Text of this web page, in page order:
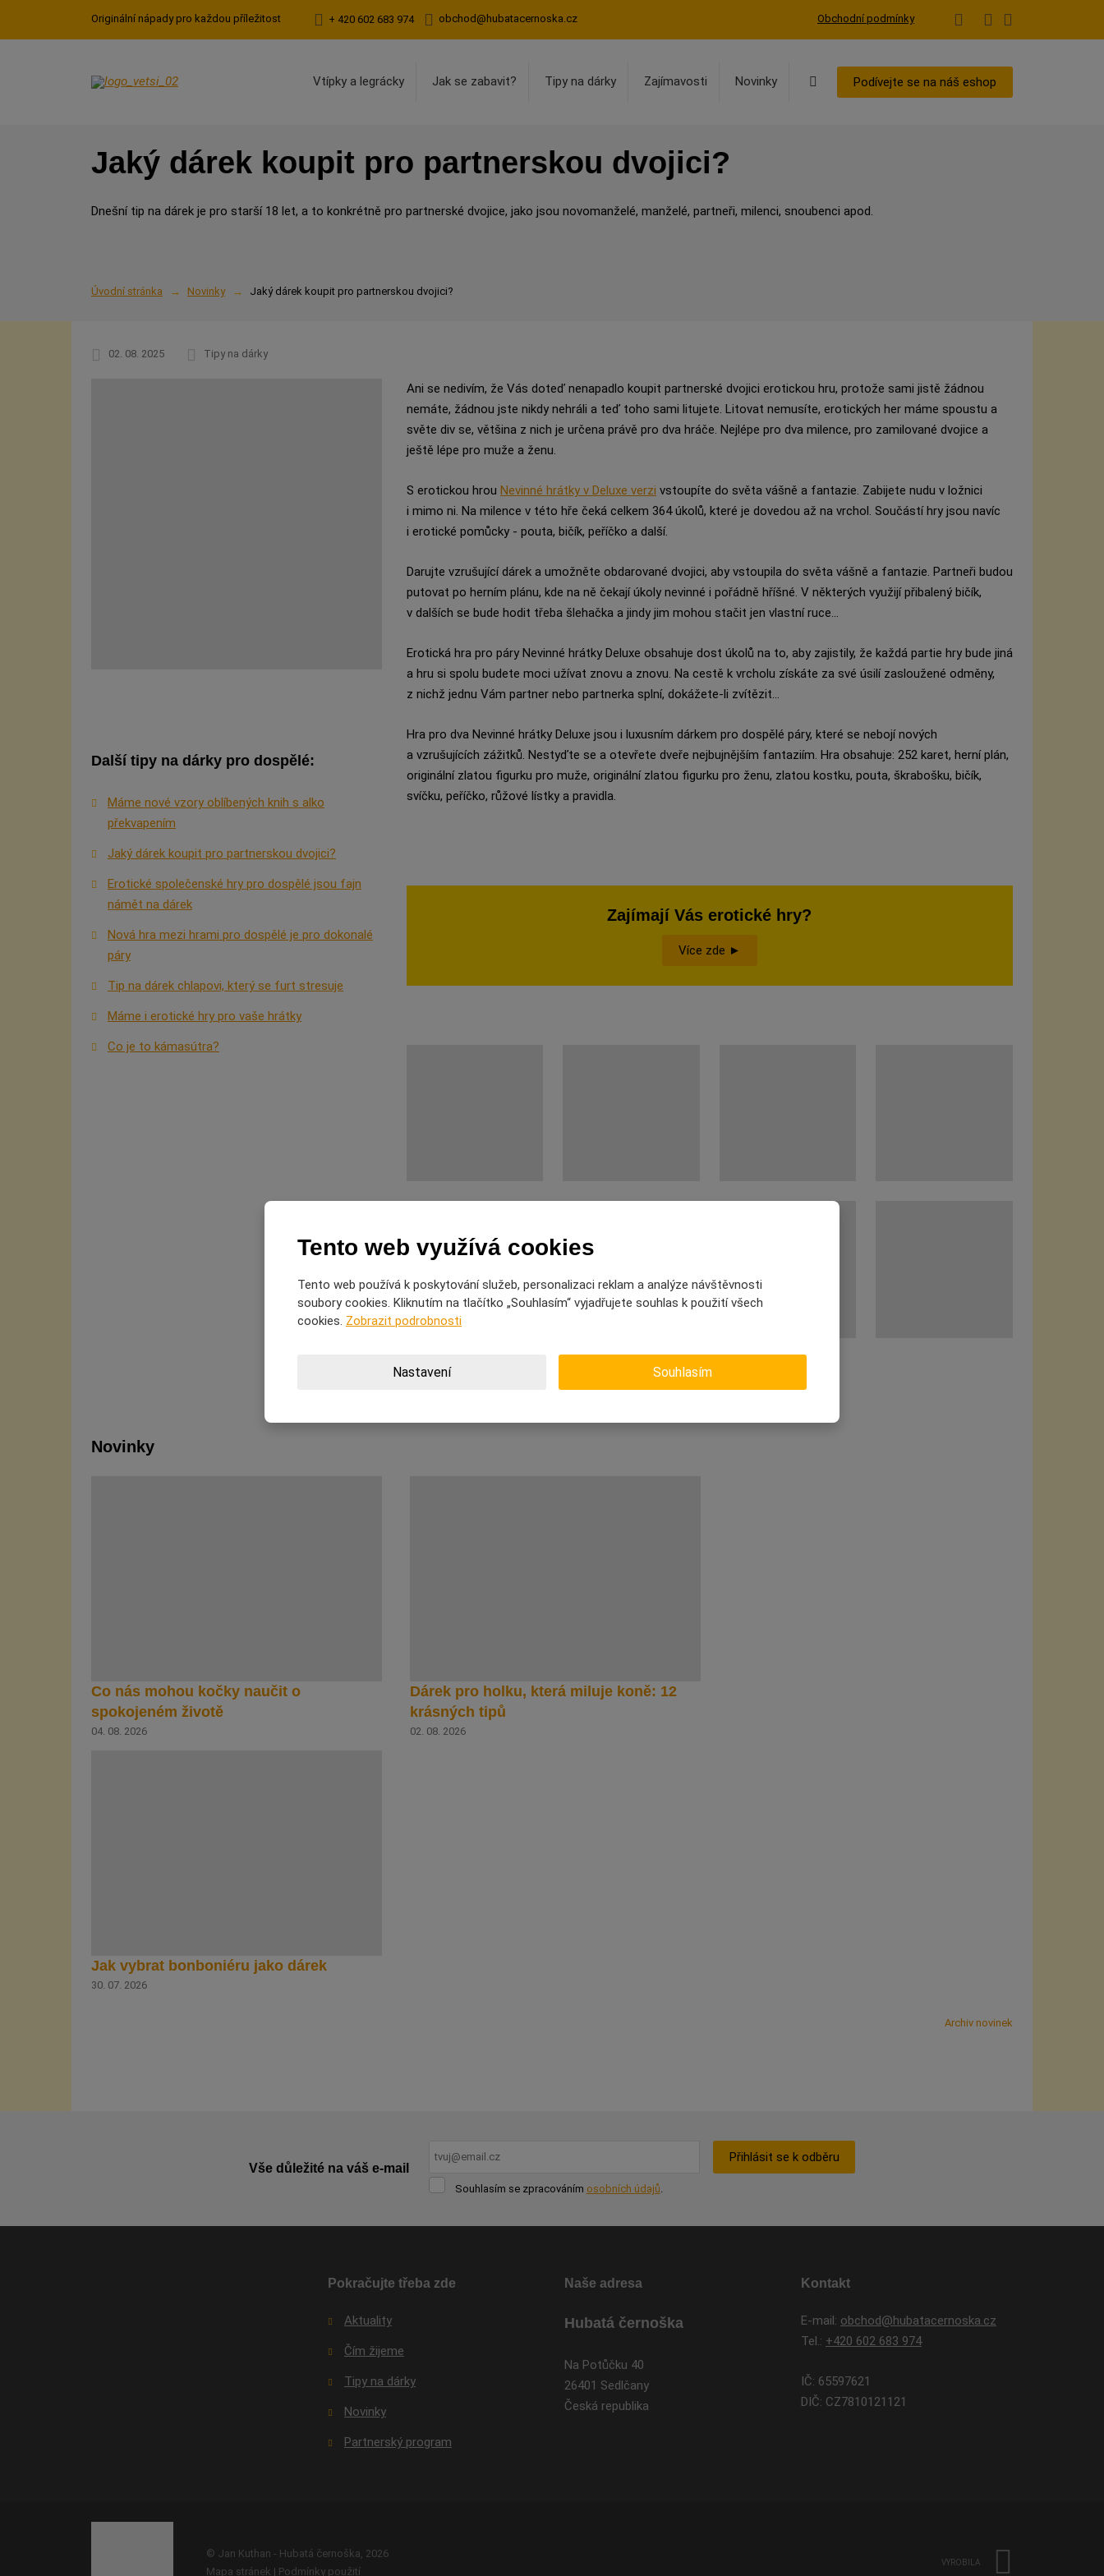
Originální nápady pro každou příležitost + 420 602 683 974 obchod@hubatacernoska.cz Obchodní podmínky
Vtípky a legrácky Jak se zabavit? Tipy na dárky Zajímavosti Novinky VyhledáváníPodívejte se na náš eshop
Jaký dárek koupit pro partnerskou dvojici?
Dnešní tip na dárek je pro starší 18 let, a to konkrétně pro partnerské dvojice, jako jsou novomanželé, manželé, partneři, milenci, snoubenci apod.
Úvodní stránka Novinky Jaký dárek koupit pro partnerskou dvojici?
02. 08. 2025 Tipy na dárky
Další tipy na dárky pro dospělé:
Máme nové vzory oblíbených knih s alko
překvapením
Jaký dárek koupit pro partnerskou dvojici?
Erotické společenské hry pro dospělé jsou fajn
námět na dárek
Nová hra mezi hrami pro dospělé je pro dokonalé
páry
Tip na dárek chlapovi, který se furt stresuje
Máme i erotické hry pro vaše hrátky
Co je to kámasútra?
Ani se nedivím, že Vás doteď nenapadlo koupit partnerské dvojici erotickou hru, protože sami jistě žádnou
nemáte, žádnou jste nikdy nehráli a teď toho sami litujete. Litovat nemusíte, erotických her máme spoustu a
světe div se, většina z nich je určena právě pro dva hráče. Nejlépe pro dva milence, pro zamilované dvojice a
ještě lépe pro muže a ženu.
S erotickou hrou Nevinné hrátky v Deluxe verzi vstoupíte do světa vášně a fantazie. Zabijete nudu v ložnici
i mimo ni. Na milence v této hře čeká celkem 364 úkolů, které je dovedou až na vrchol. Součástí hry jsou navíc
i erotické pomůcky - pouta, bičík, peříčko a další.
Darujte vzrušující dárek a umožněte obdarované dvojici, aby vstoupila do světa vášně a fantazie. Partneři budou
putovat po herním plánu, kde na ně čekají úkoly nevinné i pořádně hříšné. V některých využijí přibalený bičík,
v dalších se bude hodit třeba šlehačka a jindy jim mohou stačit jen vlastní ruce...
Erotická hra pro páry Nevinné hrátky Deluxe obsahuje dost úkolů na to, aby zajistily, že každá partie hry bude jiná
a hru si spolu budete moci užívat znovu a znovu. Na cestě k vrcholu získáte za své úsilí zasloužené odměny,
z nichž jednu Vám partner nebo partnerka splní, dokážete-li zvítězit...
Hra pro dva Nevinné hrátky Deluxe jsou i luxusním dárkem pro dospělé páry, které se nebojí nových
a vzrušujících zážitků. Nestyďte se a otevřete dveře nejbujnějším fantaziím. Hra obsahuje: 252 karet, herní plán,
originální zlatou figurku pro muže, originální zlatou figurku pro ženu, zlatou kostku, pouta, škrabošku, bičík,
svíčku, peříčko, růžové lístky a pravidla.
Zajímají Vás erotické hry?
Více zde ►
Novinky
Co nás mohou kočky naučit o
spokojeném životě
04. 08. 2026
Dárek pro holku, která miluje koně: 12
krásných tipů
02. 08. 2026
Jak vybrat bonboniéru jako dárek
30. 07. 2026
Archiv novinek
Vše důležité na váš e-mail
Souhlasím
osobních
Souhlasím se zpracováním osobních údajů
Přihlásit se k odběru
odeslat.
Pokračujte třeba zde
Aktuality
Čím žijeme
Tipy na dárky
Novinky
Partnerský program
Naše adresa
Hubatá černoška
Na Potůčku 40
26401 Sedlčany
Česká republika
Kontakt
E-mail: obchod@hubatacernoska.cz
Tel.: +420 602 683 974
IČ: 65597621
DIČ: CZ7810121121
© Jan Kuthan - Hubatá černoška, 2026
Mapa stránek | Podmínky použití
VYROBILA
Tento web využívá cookies
Tento web používá k poskytování služeb, personalizaci reklam a analýze návštěvnosti
soubory cookies. Kliknutím na tlačítko „Souhlasím“ vyjadřujete souhlas k použití všech
cookies. Zobrazit podrobnosti
Nastavení Souhlasím